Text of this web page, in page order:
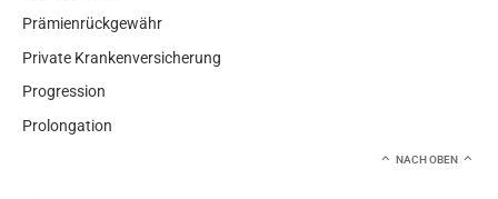
Prämienrückgewähr
Private Krankenversicherung
Progression
Prolongation
NACH OBEN